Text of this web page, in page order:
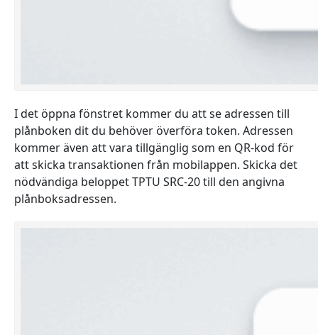
I det öppna fönstret kommer du att se adressen till
plånboken dit du behöver överföra token. Adressen
kommer även att vara tillgänglig som en QR-kod för
att skicka transaktionen från mobilappen. Skicka det
nödvändiga beloppet TPTU SRC-20 till den angivna
plånboksadressen.